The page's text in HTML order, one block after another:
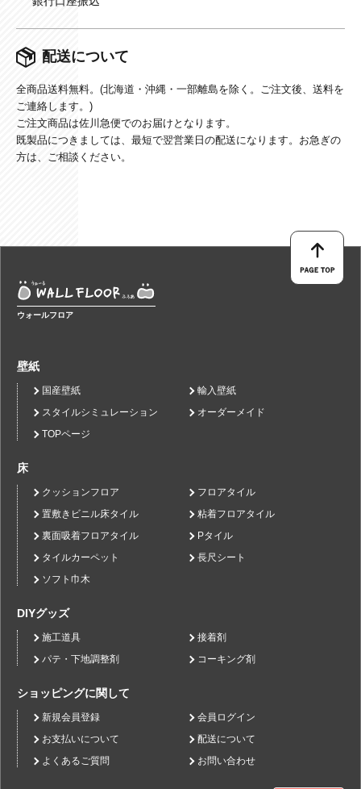
配送について
全商品送料無料。(北海道・沖縄・一部離島を除く。ご注文後、送料を
ご連絡します。)
ご注文商品は佐川急便でのお届けとなります。
既製品につきましては、最短で翌営業日の配送になります。お急ぎの
方は、ご相談ください。
ウォールフロア
壁紙
国産壁紙
輸入壁紙
スタイルシミュレーション
オーダーメイド
TOPページ
床
クッションフロア
フロアタイル
置敷きビニル床タイル
粘着フロアタイル
裏面吸着フロアタイル
Pタイル
タイルカーペット
長尺シート
ソフト巾木
DIYグッズ
施工道具
接着剤
パテ・下地調整剤
コーキング剤
ショッピングに関して
新規会員登録
会員ログイン
お支払いについて
配送について
よくあるご質問
お問い合わせ